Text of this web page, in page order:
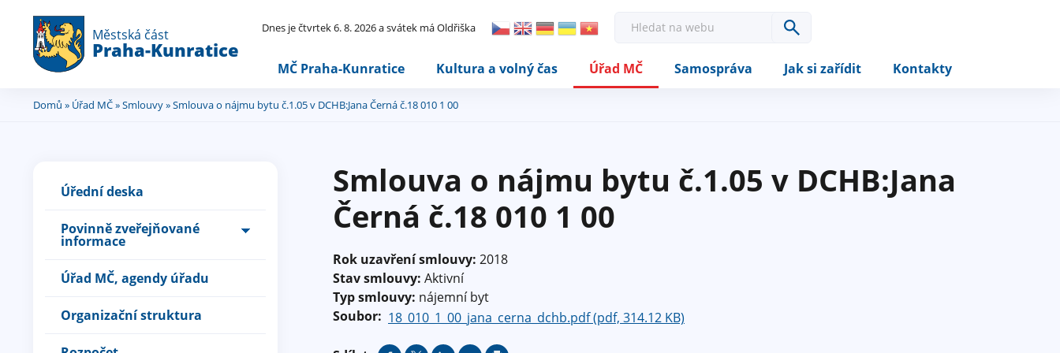
Městská část
Praha-Kunratice
Dnes je čtvrtek 6. 8. 2026 a svátek má Oldřiška
a
MČ Praha-Kunratice Kultura a volný čas Úřad MČ Samospráva Jak si zařídit Kontakty
JsteDomů » Úřad MČ»Smlouvy» Smlouva o nájmu bytu č.1.05 v DCHB:Jana Černá č.18 010 1 00
Úřední deska
Povinně zveřejňované
informace
Úřad MČ, agendy úřadu
Organizační struktura
Smlouva o nájmu bytu č.1.05 v DCHB:Jana
Černá č.18 010 1 00
Rok uzavření smlouvy: 2018
Stav smlouvy: Aktivní
Typ smlouvy: nájemní byt
Soubor: 18_010_1_00_jana_cerna_dchb.pdf (pdf, 314.12 KB)